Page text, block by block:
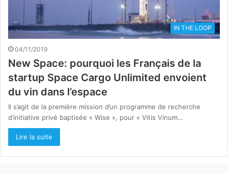
IN THE LOOP
04/11/2019
New Space: pourquoi les Français de la
startup Space Cargo Unlimited envoient
du vin dans l’espace
Il s’agit de la première mission d’un programme de recherche
d’initiative privé baptisée « Wise », pour « Vitis Vinum…
Lire la suite